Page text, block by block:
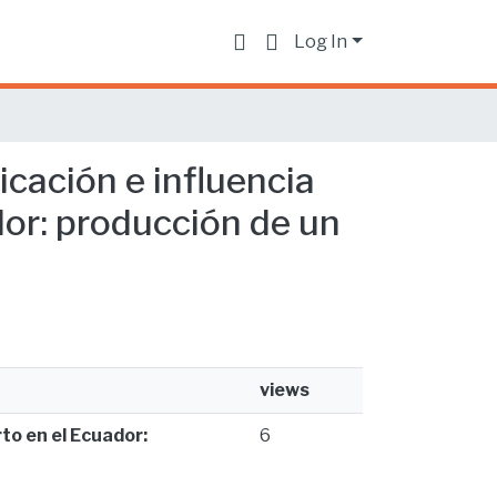
Log In
e influencia
producción de un
views
en el Ecuador: 6